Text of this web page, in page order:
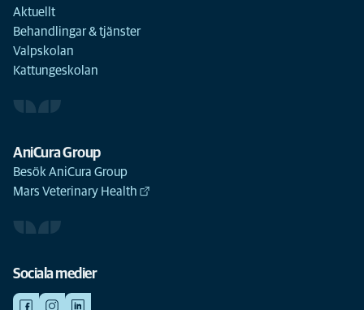
Aktuellt
Behandlingar & tjänster
Valpskolan
Kattungeskolan
AniCura Group
Besök AniCura Group
Mars Veterinary Health
Sociala medier